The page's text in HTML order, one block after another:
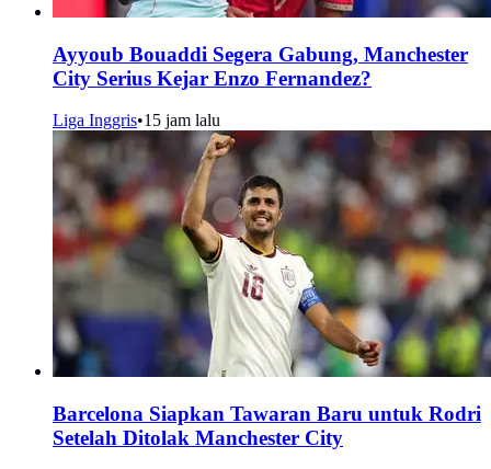
Ayyoub Bouaddi Segera Gabung, Manchester
City Serius Kejar Enzo Fernandez?
Liga Inggris•15 jam lalu
Barcelona Siapkan Tawaran Baru untuk Rodri
Setelah Ditolak Manchester City